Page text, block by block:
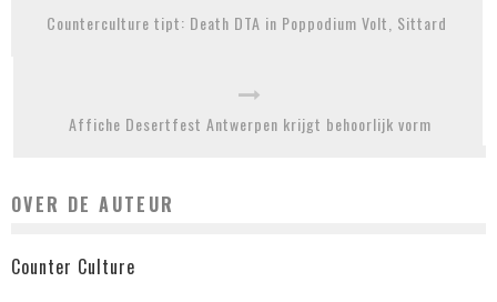
Counterculture tipt: Death DTA in Poppodium Volt, Sittard
Affiche Desertfest Antwerpen krijgt behoorlijk vorm
OVER DE AUTEUR
Counter Culture